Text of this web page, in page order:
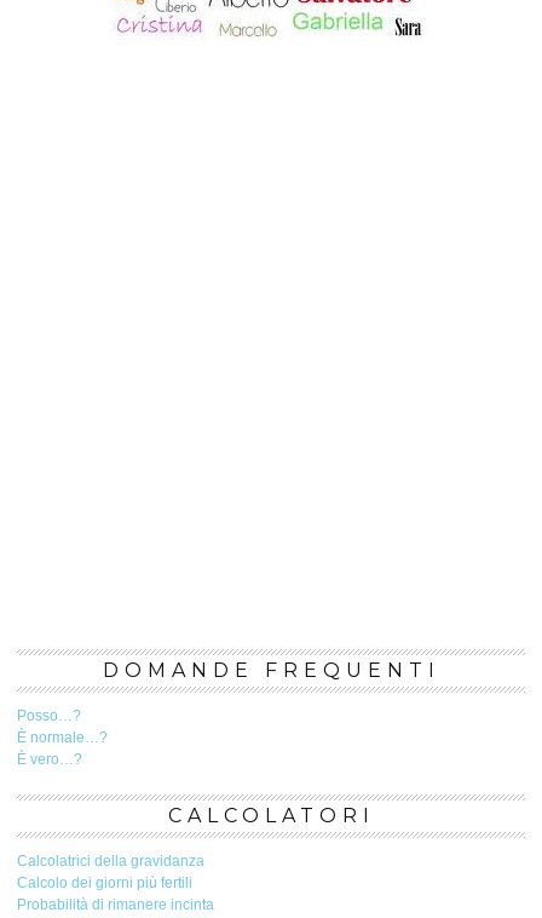
DOMANDE FREQUENTI
Posso…?
È normale…?
È vero…?
CALCOLATORI
Calcolatrici della gravidanza
Calcolo dei giorni più fertili
Probabilità di rimanere incinta